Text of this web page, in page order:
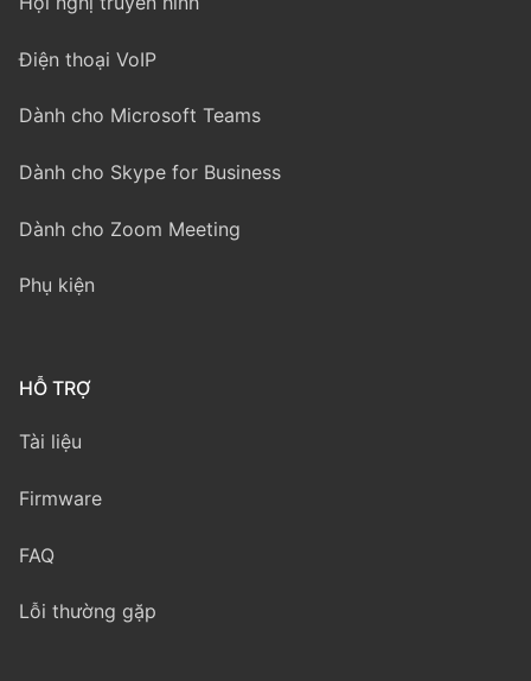
Điện thoại VoIP
Dành cho Microsoft Teams
Dành cho Skype for Business
Dành cho Zoom Meeting
Phụ kiện
HỖ TRỢ
Tài liệu
Firmware
FAQ
Lỗi thường gặp